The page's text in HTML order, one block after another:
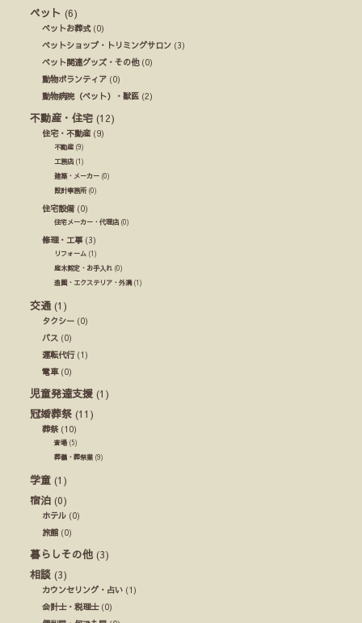
ペット (6)
ペットお葬式(0)
ペットショップ・トリミングサロン (3)
ペット関連グッズ・その他(0)
動物ボランティア (0)
動物病院（ペット）・獣医 (2)
不動産・住宅 (12)
住宅・不動産 (9)
不動産 (9)
工務店 (1)
建築・メーカー (0)
設計事務所(0)
住宅設備(0)
住宅メーカー・代理店 (0)
修理・工事(3)
リフォーム (1)
庭木剪定・お手入れ (0)
造園・エクステリア・外溝(1)
交通 (1)
タクシー (0)
バス (0)
運転代行(1)
電車(0)
児童発達支援 (1)
冠婚葬祭 (11)
葬祭(10)
斎場(5)
葬儀・葬祭業 (9)
学童 (1)
宿泊 (0)
ホテル (0)
旅館 (0)
暮らしその他 (3)
相談 (3)
カウンセリング・占い (1)
会計士・税理士(0)